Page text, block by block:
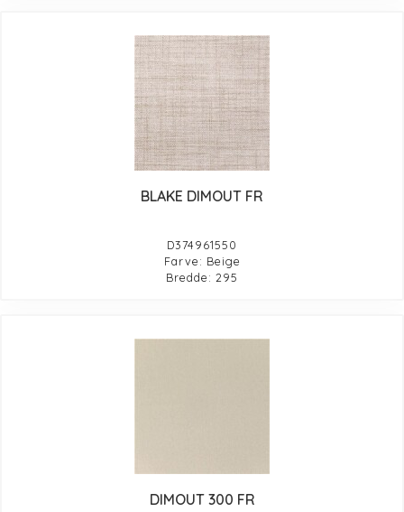
BLAKE DIMOUT FR
D374961550
Farve: Beige
Bredde: 295
DIMOUT 300 FR